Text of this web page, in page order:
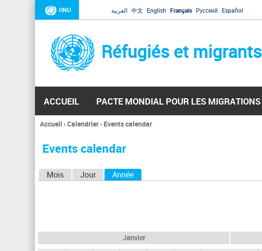
ONU العربية 中文 English Français Русский Español
Réfugiés et migrants
ACCUEIL PACTE MONDIAL POUR LES MIGRATIONS
Vous
ici
Accueil ›Calendrier› Events calendar
Events calendar
e
t
Mois Jour Année
Janvier